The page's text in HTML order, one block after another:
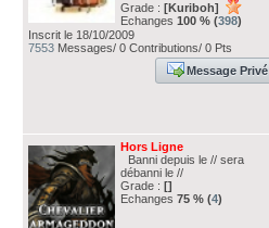
Grade : [Kuriboh]
Echanges 100 % (398)
Inscrit le 18/10/2009
7553 Messages/ 0 Contributions/ 0 Pts
Message Privé
Hors Ligne
Banni depuis le // sera
débanni le //
Grade : []
Echanges 75 % (4)